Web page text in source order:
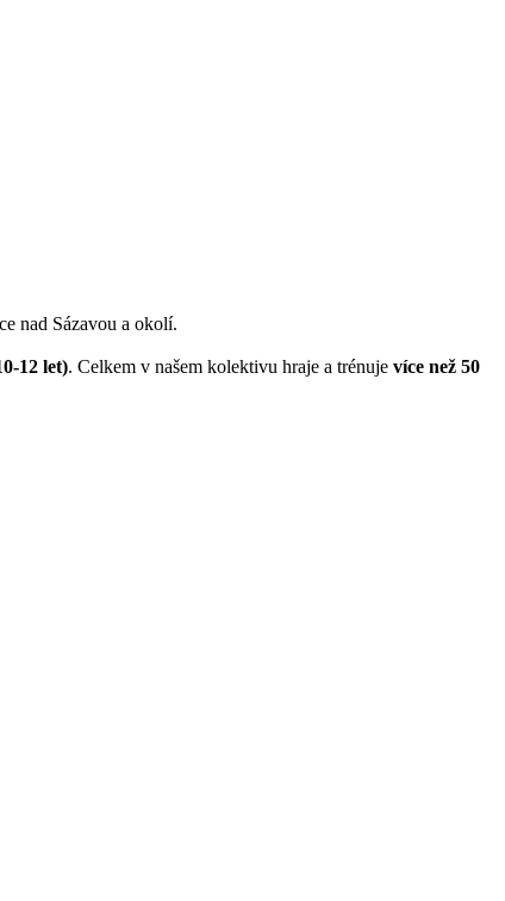
nad Sázavou a okolí.
12 let). Celkem v našem kolektivu hraje a trénuje více než 50